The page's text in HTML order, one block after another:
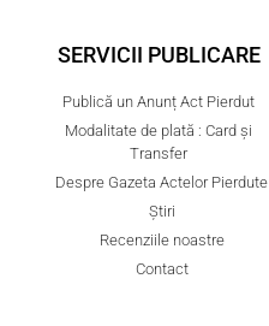
SERVICII PUBLICARE
Publică un Anunț Act Pierdut
Modalitate de plată : Card și
Transfer
Despre Gazeta Actelor Pierdute
Știri
Recenziile noastre
Contact